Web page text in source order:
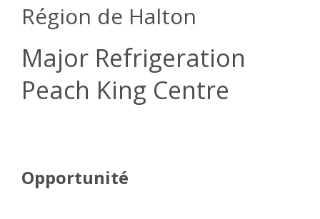
Région de Halton
Major Refrigeration
Peach King Centre
Opportunité